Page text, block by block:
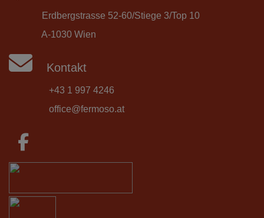
Erdbergstrasse 52-60/Stiege 3/Top 10
A-1030 Wien
Kontakt
+43 1 997 4246
office@fermoso.at